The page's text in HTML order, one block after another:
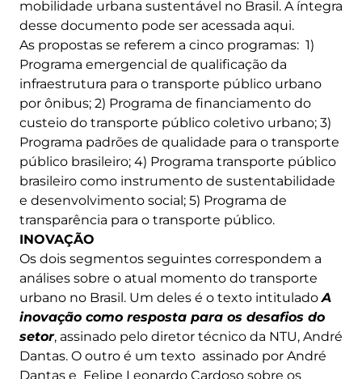
mobilidade urbana sustentável no Brasil. A íntegra
desse documento pode ser acessada aqui.
As propostas se referem a cinco programas: 1)
Programa emergencial de qualificação da
infraestrutura para o transporte público urbano
por ônibus; 2) Programa de financiamento do
custeio do transporte público coletivo urbano; 3)
Programa padrões de qualidade para o transporte
público brasileiro; 4) Programa transporte público
brasileiro como instrumento de sustentabilidade
e desenvolvimento social; 5) Programa de
transparência para o transporte público.
INOVAÇÃO
Os dois segmentos seguintes correspondem a
análises sobre o atual momento do transporte
urbano no Brasil. Um deles é o texto intituladoA
inovação como resposta para os desafios do
setor, assinado pelo diretor técnico da NTU, André
Dantas. O outro é um texto assinado por André
Dantas e Felipe Leonardo Cardoso sobre os